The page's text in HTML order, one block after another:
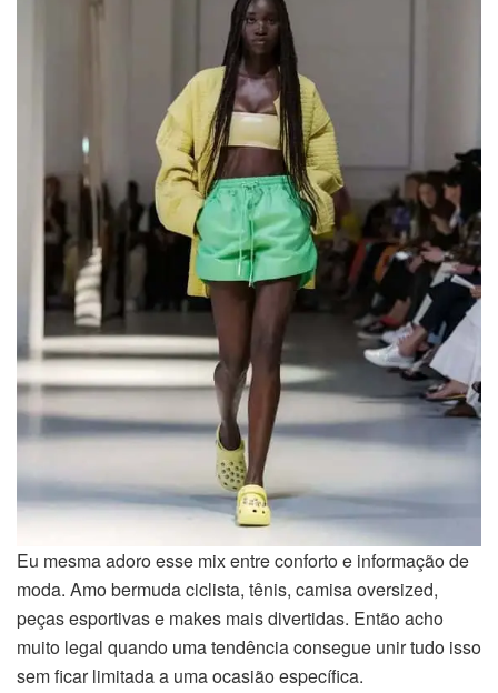
Eu mesma adoro esse mix entre conforto e informação de
moda. Amo bermuda ciclista, tênis, camisa oversized,
peças esportivas e makes mais divertidas. Então acho
muito legal quando uma tendência consegue unir tudo isso
sem ficar limitada a uma ocasião específica.